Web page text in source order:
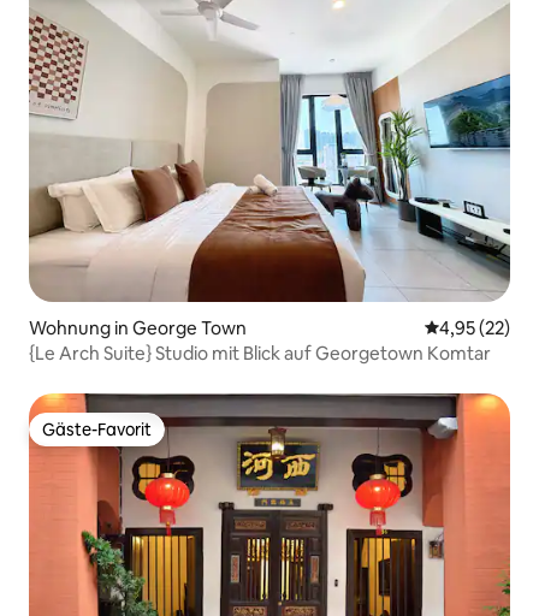
Wohnung in George Town
4,95 (22)
{Le Arch Suite} Studio mit Blick auf Georgetown Komtar
Gäste-Favorit
Gäste-Favorit